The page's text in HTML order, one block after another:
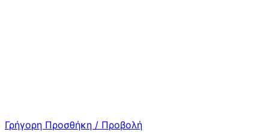
Γρήγορη Προσθήκη / Προβολή